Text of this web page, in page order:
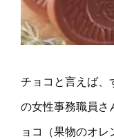
チョコと言えば
の女性事務職員さ
ョコ（果物のオ